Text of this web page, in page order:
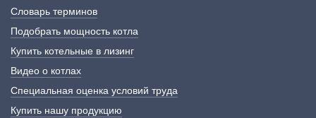
Словарь терминов
Подобрать мощность котла
Купить котельные в лизинг
Видео о котлах
Специальная оценка условий труда
Купить нашу продукцию